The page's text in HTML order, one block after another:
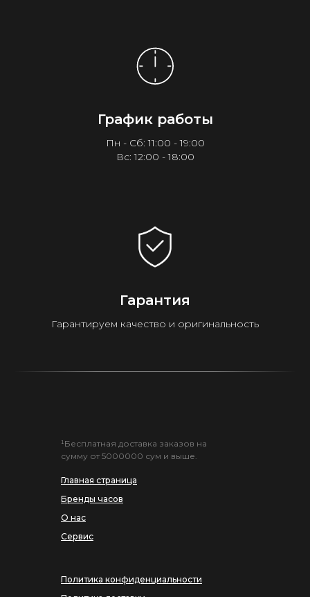
График работы
Пн - Сб: 11:00 - 19:00
Вс: 12:00 - 18:00
Гарантия
Гарантируем качество и оригинальность
Главная страница
Бренды часов
О нас
Сервис
¹Бесплатная доставка заказов на
сумму от 5000000 сум и выше.
Политика конфиденциальности